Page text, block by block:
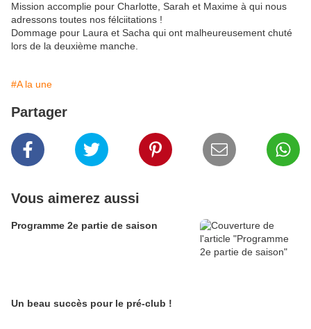
Mission accomplie pour Charlotte, Sarah et Maxime à qui nous
adressons toutes nos félciitations !
Dommage pour Laura et Sacha qui ont malheureusement chuté
lors de la deuxième manche.
#A la une
Partager
Vous aimerez aussi
Programme 2e partie de saison
Un beau succès pour le pré-club !